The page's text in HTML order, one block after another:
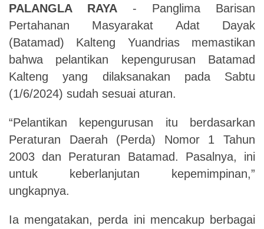
PALANGLA RAYA - Panglima Barisan
Pertahanan Masyarakat Adat Dayak
(Batamad) Kalteng Yuandrias memastikan
bahwa pelantikan kepengurusan Batamad
Kalteng yang dilaksanakan pada Sabtu
(1/6/2024) sudah sesuai aturan.
“Pelantikan kepengurusan itu berdasarkan
Peraturan Daerah (Perda) Nomor 1 Tahun
2003 dan Peraturan Batamad. Pasalnya, ini
untuk keberlanjutan kepemimpinan,”
ungkapnya.
Ia mengatakan, perda ini mencakup berbagai